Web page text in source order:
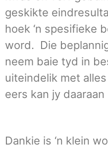
geskikte
hoek ‘n spesifieke
word. Die
neem baie tyd in
uiteindelik met
eers kan jy
Dankie is ‘n klein